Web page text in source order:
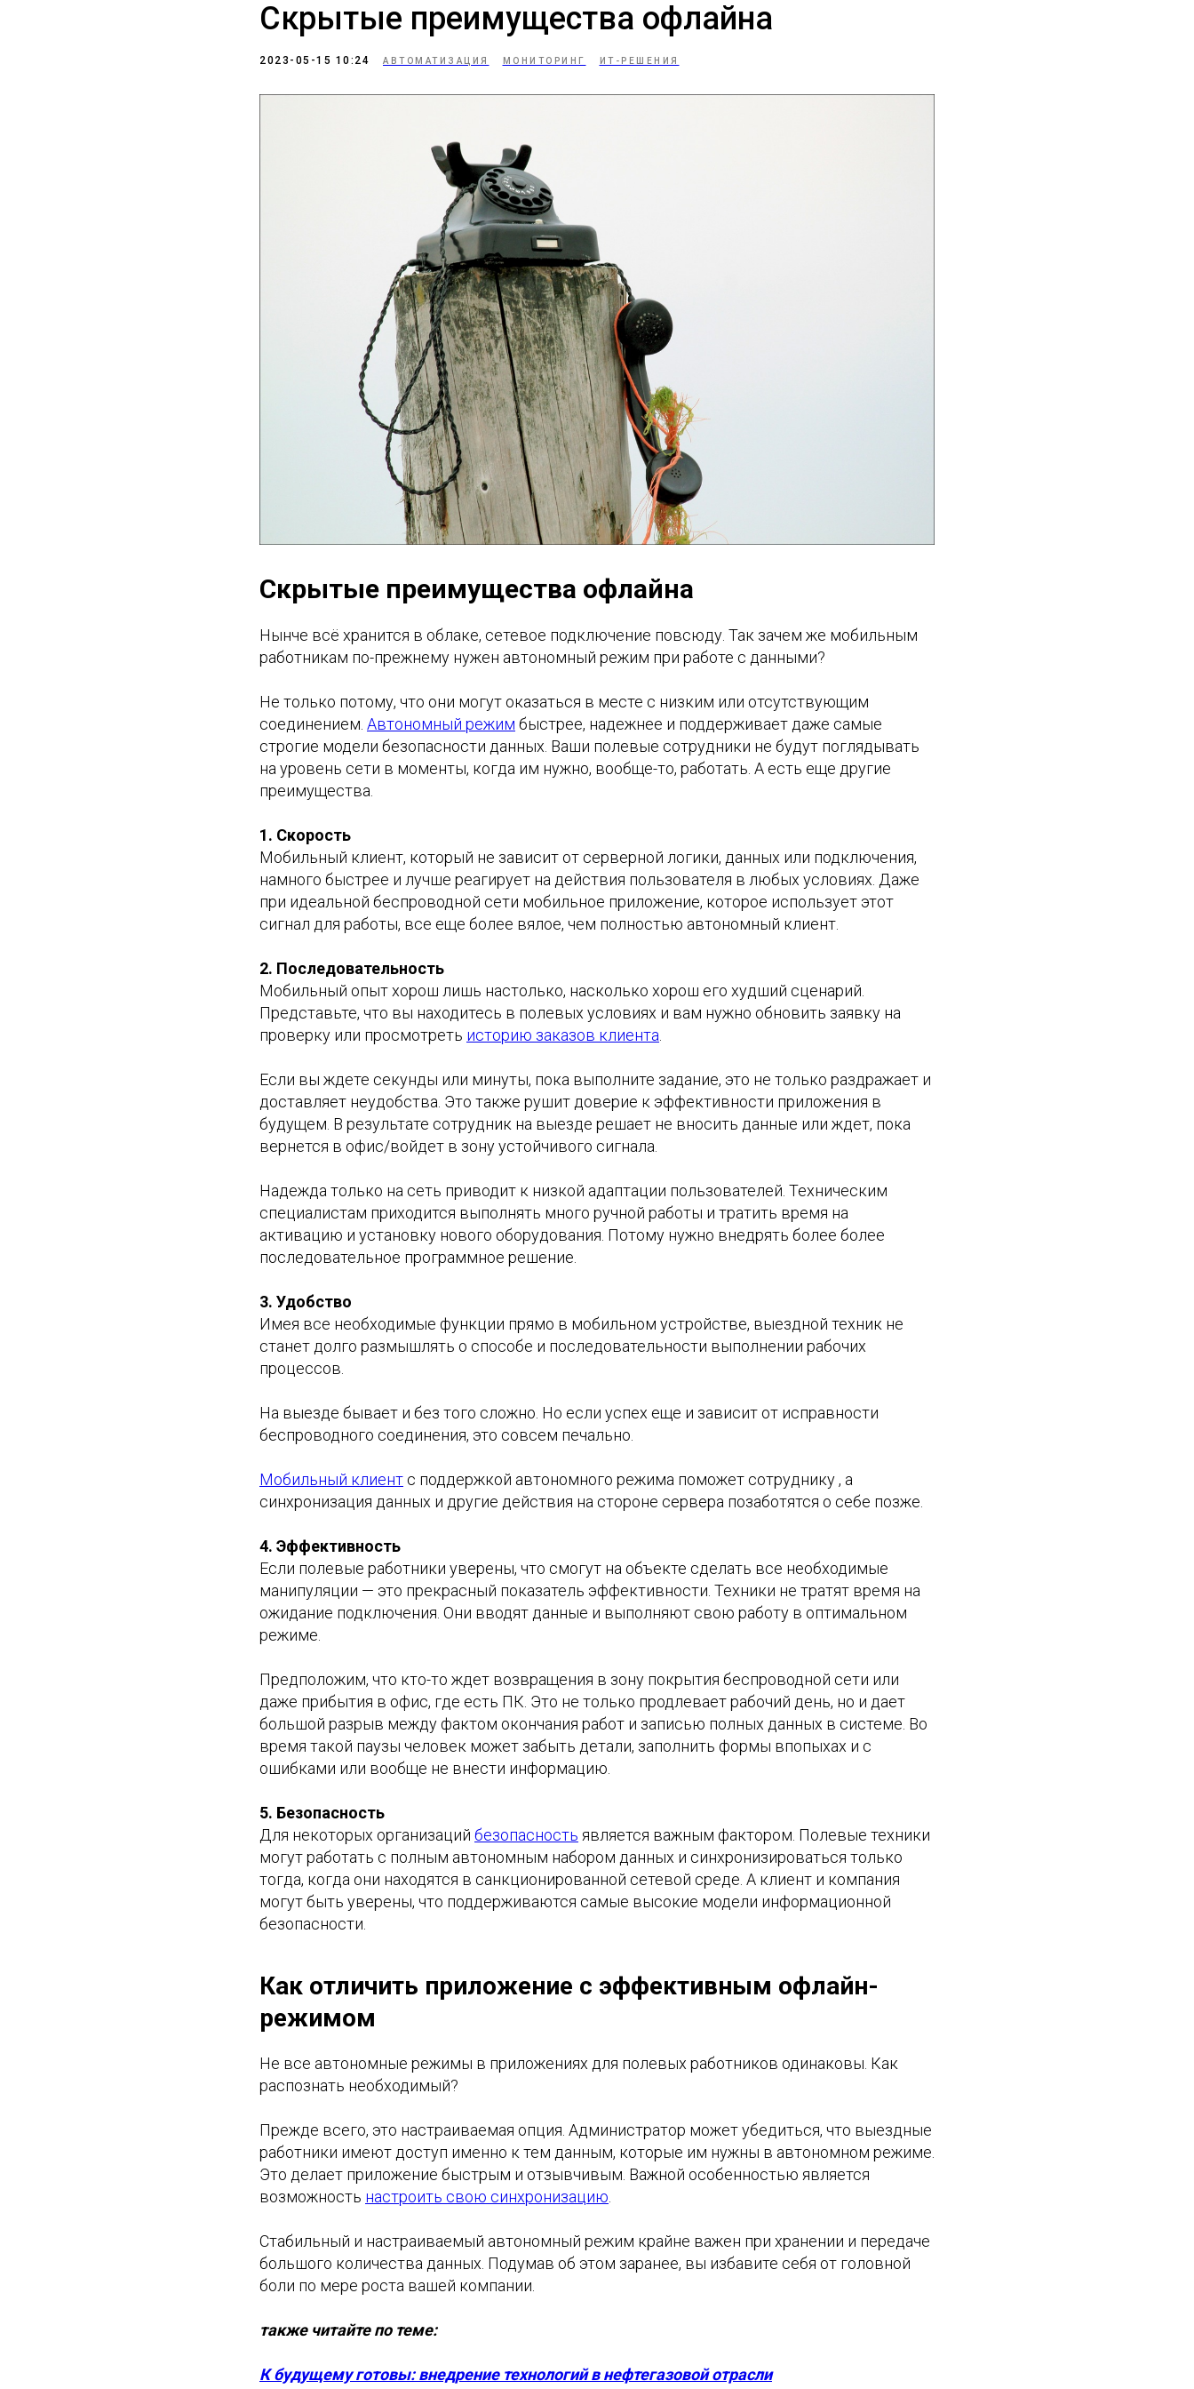
Скрытые преимущества офлайна
2023-05-15 10:24 АВТОМАТИЗАЦИЯ МОНИТОРИНГ ИТ-РЕШЕНИЯ
Скрытые преимущества офлайна
Нынче всё хранится в облаке, сетевое подключение повсюду. Так зачем же мобильным
работникам по-прежнему нужен автономный режим при работе с данными?
Не только потому, что они могут оказаться в месте с низким или отсутствующим
соединением. Автономный режим быстрее, надежнее и поддерживает даже самые
строгие модели безопасности данных. Ваши полевые сотрудники не будут поглядывать
на уровень сети в моменты, когда им нужно, вообще-то, работать. А есть еще другие
преимущества.
1. Скорость
Мобильный клиент, который не зависит от серверной логики, данных или подключения,
намного быстрее и лучше реагирует на действия пользователя в любых условиях. Даже
при идеальной беспроводной сети мобильное приложение, которое использует этот
сигнал для работы, все еще более вялое, чем полностью автономный клиент.
2. Последовательность
Мобильный опыт хорош лишь настолько, насколько хорош его худший сценарий.
Представьте, что вы находитесь в полевых условиях и вам нужно обновить заявку на
проверку или просмотреть историю заказов клиента
Если вы ждете секунды или минуты, пока выполните задание, это не только раздражает и
доставляет неудобства. Это также рушит доверие к эффективности приложения в
будущем. В результате сотрудник на выезде решает не вносить данные или ждет, пока
вернется в офис/войдет в зону устойчивого сигнала.
Надежда только на сеть приводит к низкой адаптации пользователей. Техническим
специалистам приходится выполнять много ручной работы и тратить время на
активацию и установку нового оборудования. Потому нужно внедрять более более
последовательное программное решение.
3. Удобство
Имея все необходимые функции прямо в мобильном устройстве, выездной техник не
станет долго размышлять о способе и последовательности выполнении рабочих
процессов.
На выезде бывает и без того сложно. Но если успех еще и зависит от исправности
беспроводного соединения, это совсем печально.
Мобильный клиент с поддержкой автономного режима поможет сотруднику , а
синхронизация данных и другие действия на стороне сервера позаботятся о себе позже.
4. Эффективность
Если полевые работники уверены, что смогут на объекте сделать все необходимые
манипуляции — это прекрасный показатель эффективности. Техники не тратят время на
ожидание подключения. Они вводят данные и выполняют свою работу в оптимальном
режиме.
Предположим, что кто-то ждет возвращения в зону покрытия беспроводной сети или
даже прибытия в офис, где есть ПК. Это не только продлевает рабочий день, но и дает
большой разрыв между фактом окончания работ и записью полных данных в системе. Во
время такой паузы человек может забыть детали, заполнить формы впопыхах и с
ошибками или вообще не внести информацию.
5. Безопасность
Для некоторых организаций безопасность является важным фактором. Полевые техники
могут работать с полным автономным набором данных и синхронизироваться только
тогда, когда они находятся в санкционированной сетевой среде. А клиент и компания
могут быть уверены, что поддерживаются самые высокие модели информационной
безопасности.
Как отличить приложение с эффективным офлайн-
режимом
Не все автономные режимы в приложениях для полевых работников одинаковы. Как
распознать необходимый?
Прежде всего, это настраиваемая опция. Администратор может убедиться, что выездные
работники имеют доступ именно к тем данным, которые им нужны в автономном режиме.
Это делает приложение быстрым и отзывчивым. Важной особенностью является
возможность настроить свою синхронизацию
Стабильный и настраиваемый автономный режим крайне важен при хранении и передаче
большого количества данных. Подумав об этом заранее, вы избавите себя от головной
боли по мере роста вашей компании.
также читайте по теме:
К будущему готовы: внедрение технологий в нефтегазовой отрасли